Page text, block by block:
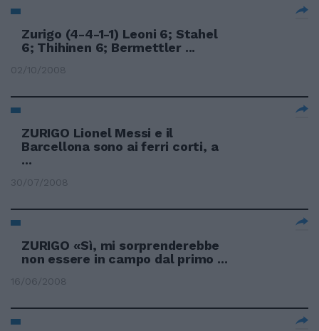
Zurigo (4-4-1-1) Leoni 6; Stahel
6; Thihinen 6; Bermettler ...
02/10/2008
ZURIGO Lionel Messi e il
Barcellona sono ai ferri corti, a
...
30/07/2008
ZURIGO «Sì, mi sorprenderebbe
non essere in campo dal primo ...
16/06/2008